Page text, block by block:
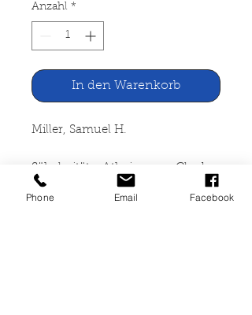
Anzahl *
In den Warenkorb
Miller, Samuel H.
Säkularität - Atheismus - Glaube.
Eine Analyse unserer Zeit.
Phone Email Facebook